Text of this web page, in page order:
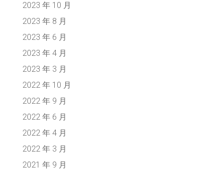
2023 年 10 月
2023 年 8 月
2023 年 6 月
2023 年 4 月
2023 年 3 月
2022 年 10 月
2022 年 9 月
2022 年 6 月
2022 年 4 月
2022 年 3 月
2021 年 9 月